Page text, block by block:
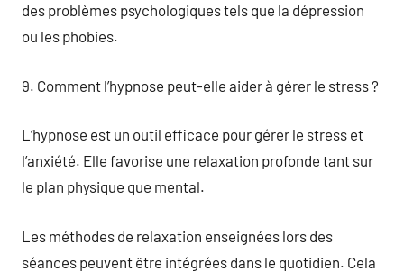
des problèmes psychologiques tels que la dépression
ou les phobies.
9. Comment l’hypnose peut-elle aider à gérer le stress ?
L’hypnose est un outil efficace pour gérer le stress et
l’anxiété. Elle favorise une relaxation profonde tant sur
le plan physique que mental.
Les méthodes de relaxation enseignées lors des
séances peuvent être intégrées dans le quotidien. Cela